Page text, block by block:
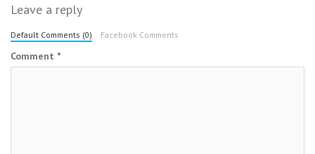
Leave a reply
Default Comments (0) Facebook Comments
Comment *